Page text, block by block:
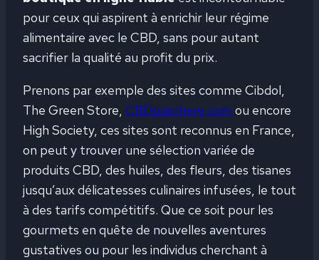
pour ceux qui aspirent à enrichir leur régime
alimentaire avec le CBD, sans pour autant
sacrifier la qualité au profit du prix.
Prenons par exemple des sites comme Cibdol,
The Green Store, CBDpaschere.com ou encore
High Society, ces sites sont reconnus en France,
on peut y trouver une sélection variée de
produits CBD, des huiles, des fleurs, des tisanes
jusqu’aux délicatesses culinaires infusées, le tout
à des tarifs compétitifs. Que ce soit pour les
gourmets en quête de nouvelles aventures
gustatives ou pour les individus cherchant à